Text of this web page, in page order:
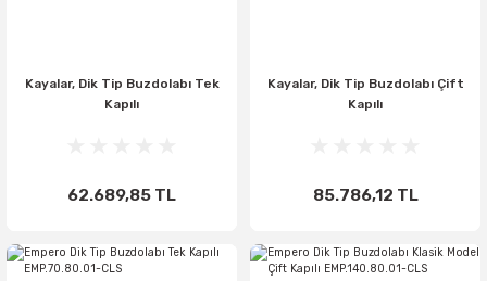
Kayalar, Dik Tip Buzdolabı Tek
Kapılı
62.689,85 TL
Kayalar, Dik Tip Buzdolabı Çift
Kapılı
85.786,12 TL